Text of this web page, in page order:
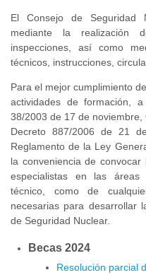
El Consejo de Seguridad
mediante la realización
inspecciones, así como
técnicos, instrucciones,
Para el mejor cumplimiento
actividades de formación,
38/2003 de 17 de
Decreto 887/2006 de 21
Reglamento de la Ley
la conveniencia de
especialistas en las áreas
técnico, como de
necesarias para desarrollar
de Seguridad Nuclear.
Becas 2024
Resolución parcial